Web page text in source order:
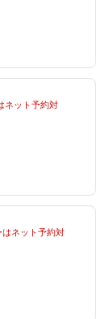
ネット予約対
ネット予約対